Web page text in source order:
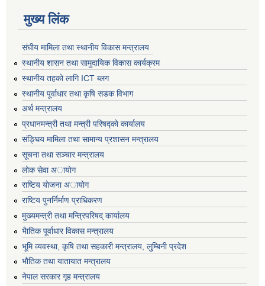
मुख्य लिंक
संघीय मामिला तथा स्थानीय विकास मन्त्रालय
स्थानीय शासन तथा सामुदायिक विकास कार्यक्रम
स्थानीय तहको लागि ICT ब्लग
स्थानीय पूर्वाधार तथा कृषि सडक विभाग
अर्थ मन्त्रालय
प्रधानमन्त्री तथा मन्त्री परिषद्काे कार्यालय
संङ्घिय मामिला तथा सामान्य प्रशासन मन्त्रालय
सूचना तथा सञ्चार मन्त्रालय
लाेक सेवा अायाेग
राष्टिय याेजना अायाेग
राष्टिय पुनर्निर्माण प्राधिकरण
मुख्यमन्त्री तथा मन्त्रिपरिषद् कार्यालय
भैातिक पूर्वाधार विकास मन्त्रालय
भूमि व्यवस्था, कृषि तथा सहकारी मन्त्रालय, लु्म्बिनी प्रदेश
भाैतिक तथा यातायात मन्त्रालय
नेपाल सरकार गृह मन्त्रालय